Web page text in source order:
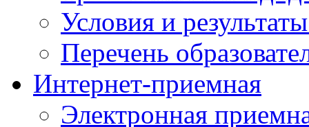
Условия и
Перечень
Интернет-приемная
Электронная